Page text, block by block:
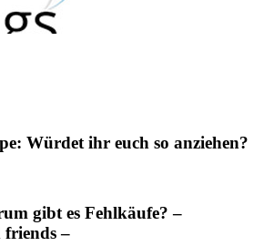
Würdet ihr euch so anziehen?
gibt es Fehlkäufe? –
friends –